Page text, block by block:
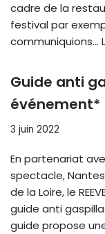
cadre de la
festival par
communiquions…
Guide anti
événement*
3 juin 2022
En partenariat
spectacle, Nantes
de la Loire, le
guide anti
guide propose